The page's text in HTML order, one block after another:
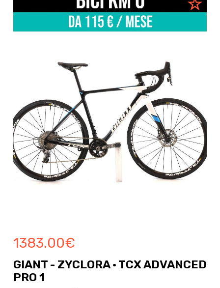
1383.00€
GIANT - ZYCLORA · TCX ADVANCED
PRO 1